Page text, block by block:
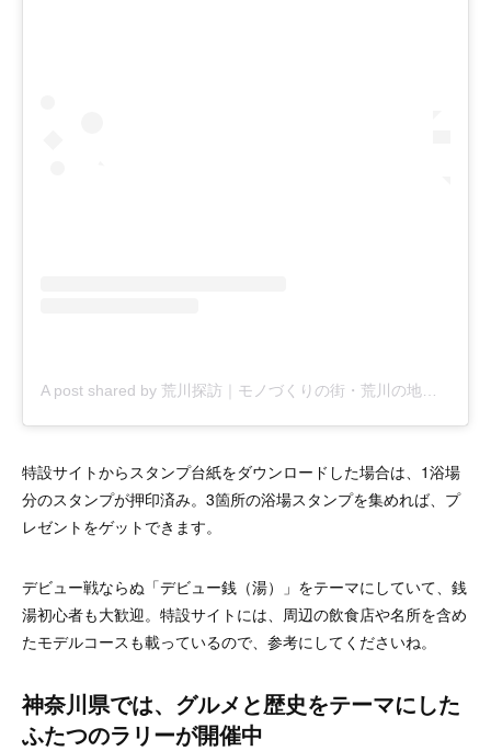
特設サイトからスタンプ台紙をダウンロードした場合は、1浴場
分のスタンプが押印済み。3箇所の浴場スタンプを集めれば、プ
レゼントをゲットできます。
デビュー戦ならぬ「デビュー銭（湯）」をテーマにしていて、銭
湯初心者も大歓迎。特設サイトには、周辺の飲食店や名所を含め
たモデルコースも載っているので、参考にしてくださいね。
神奈川県では、グルメと歴史をテーマにした
ふたつのラリーが開催中